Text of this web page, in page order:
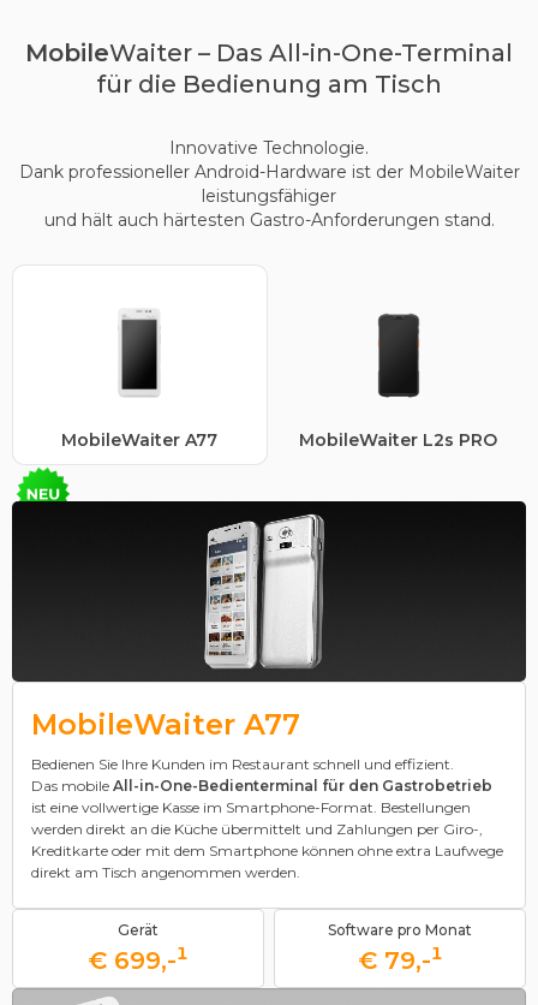
MobileWaiter – Das All-in-One-Terminal
für die Bedienung am Tisch
Innovative Technologie.
Dank professioneller Android-Hardware ist der MobileWaiter
leistungsfähiger
und hält auch härtesten Gastro-Anforderungen stand.
MobileWaiter A77 MobileWaiter L2s PRO
MobileWaiter A77
Bedienen Sie Ihre Kunden im Restaurant schnell und effizient.
Das mobile All-in-One-Bedienterminal für den Gastrobetrieb
ist eine vollwertige Kasse im Smartphone-Format. Bestellungen
werden direkt an die Küche übermittelt und Zahlungen per Giro-,
Kreditkarte oder mit dem Smartphone können ohne extra Laufwege
direkt am Tisch angenommen werden.
Gerät
€ 699,-¹
Software pro Monat
€ 79,-¹